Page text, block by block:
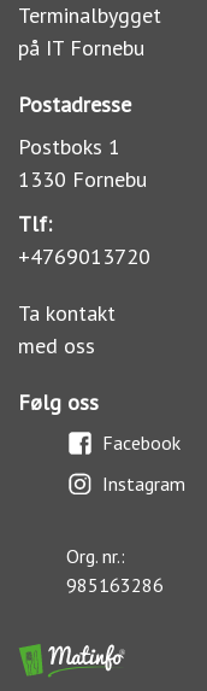
Terminalbygget
på IT Fornebu
Postadresse
Postboks 1
1330 Fornebu
Tlf:
+4769013720
Ta kontakt
med oss
Følg oss
Facebook
Instagram
Org. nr.:
985163286